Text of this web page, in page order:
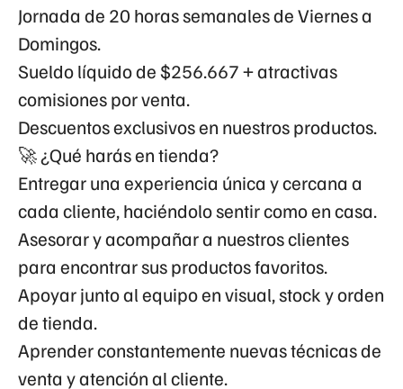
Jornada de 20 horas semanalesde Viernes a
Domingos.
Sueldo líquido de$256.667+ atractivas
comisiones por venta.
Descuentos exclusivos en nuestros productos.
🚀 ¿Qué harás en tienda?
Entregar una experiencia única y cercana a
cada cliente, haciéndolo sentir como en casa.
Asesorar y acompañar a nuestros clientes
para encontrar sus productos favoritos.
Apoyar junto al equipo en visual, stock y orden
de tienda.
Aprender constantemente nuevas técnicas de
venta y atención al cliente.